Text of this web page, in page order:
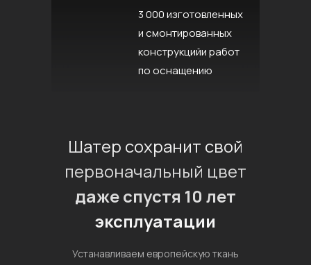
3 000 изготовленных
и смонтированных
конструкцийи работ
по оснащению
Шатер сохранит свой
первоначальный цвет
даже спустя 10 лет
эксплуатации
Устанавливаем европейскую ткань